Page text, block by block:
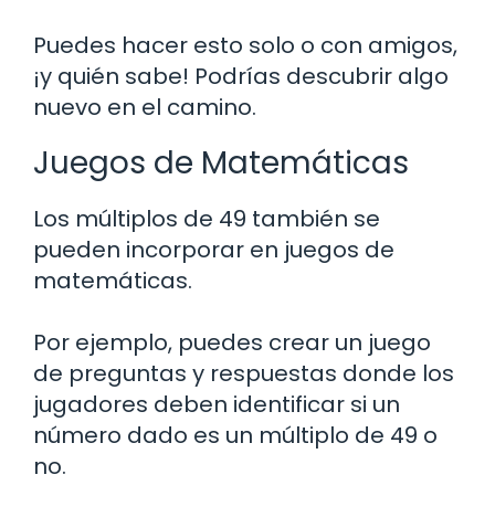
Puedes hacer esto solo o con amigos,
¡y quién sabe! Podrías descubrir algo
nuevo en el camino.
Juegos de Matemáticas
Los múltiplos de 49 también se
pueden incorporar en juegos de
matemáticas.
Por ejemplo, puedes crear un juego
de preguntas y respuestas donde los
jugadores deben identificar si un
número dado es un múltiplo de 49 o
no.